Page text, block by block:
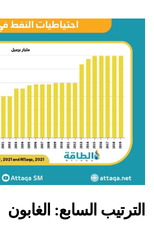
الترتيب السابع: الغابون